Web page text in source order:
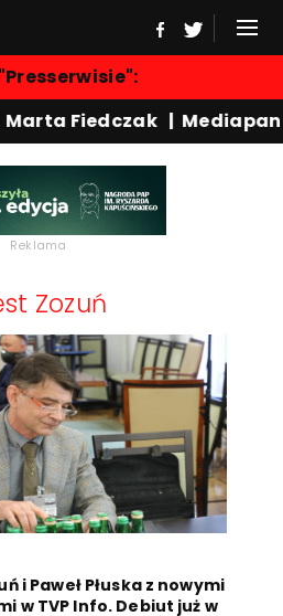
Marta Fiedczak
Reklama
Zozuń
i Paweł Płuska z nowymi
w TVP Info. Debiut już w